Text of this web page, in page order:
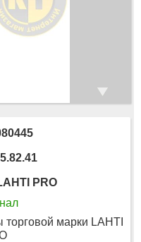
PRO
марки LAHTI